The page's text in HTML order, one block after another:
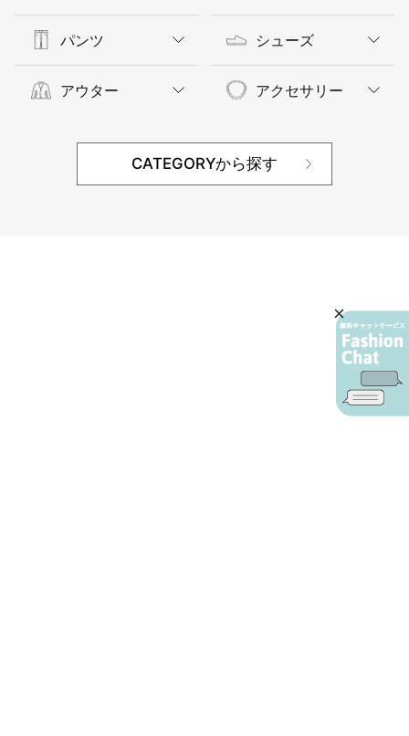
パンツ
アウター
シューズ
アクセサリー
CATEGORYから探す